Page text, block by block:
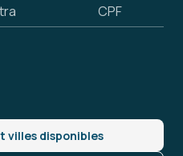
CPF
villes disponibles